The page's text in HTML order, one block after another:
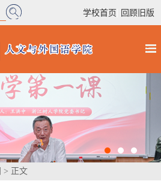
学校首页 回顾旧版
> 正文